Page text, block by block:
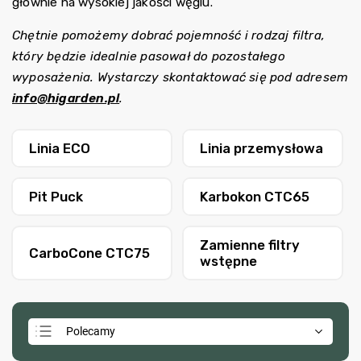
Chętnie pomożemy dobrać pojemność i rodzaj filtra,
który będzie idealnie pasował do pozostałego
wyposażenia. Wystarczy skontaktować się pod adresem
info@higarden.pl.
Linia ECO Linia przemysłowa
Pit Puck Karbokon CTC65
CarboCone CTC75
Zamienne filtry
wstępne
Polecamy